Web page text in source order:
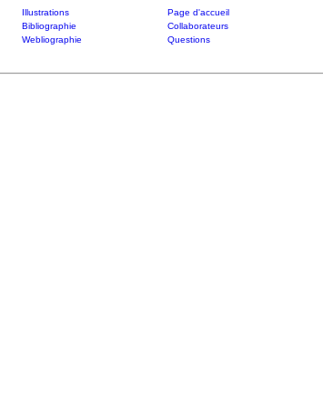
Illustrations
Page d'accueil
Bibliographie
Collaborateurs
Webliographie
Questions